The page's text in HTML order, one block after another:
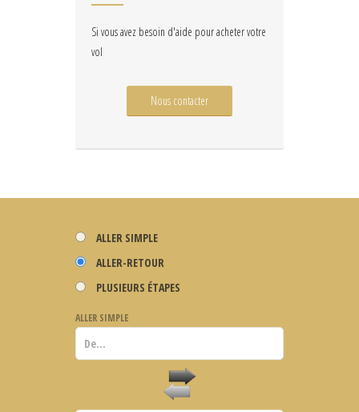
Si vous avez besoin d'aide pour acheter votre
vol
Nous contacter
ALLER SIMPLE
ALLER-RETOUR
PLUSIEURS ÉTAPES
ALLER SIMPLE